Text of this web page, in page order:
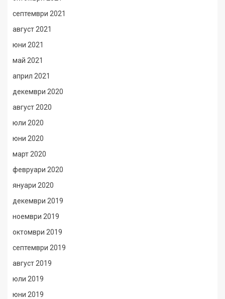
септември 2021
август 2021
юни 2021
май 2021
април 2021
декември 2020
август 2020
юли 2020
юни 2020
март 2020
февруари 2020
януари 2020
декември 2019
ноември 2019
октомври 2019
септември 2019
август 2019
юли 2019
юни 2019